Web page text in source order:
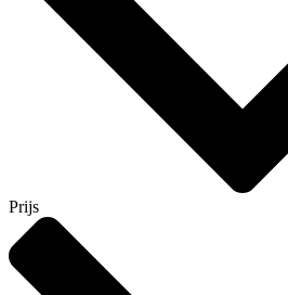
Prijs